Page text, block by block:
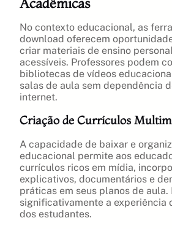
No contexto educacional, as
download oferecem
criar materiais de ensino
acessíveis. Professores podem
bibliotecas de vídeos
salas de aula sem dependência
internet.
Criação de Currículos
A capacidade de baixar e
educacional permite aos
currículos ricos em mídia,
explicativos, documentários e
práticas em seus planos de aula.
significativamente a experiência
dos estudantes.